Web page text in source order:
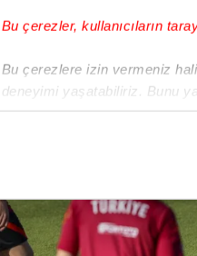
Bu çerezler, kullanıcıların
Bu çerezlere izin vermeniz
deneyimi yaşatabiliriz. Bunu
içerikleri sunabilmek adına
Her halükârda, kullanıcılar,
Sizlere daha iyi bir hizmet
çerezler vasıtasıyla çeşitli